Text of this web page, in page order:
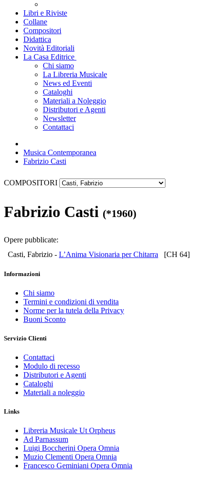
Libri e Riviste
Collane
Compositori
Didattica
Novità Editoriali
La Casa Editrice
Chi siamo
La Libreria Musicale
News ed Eventi
Cataloghi
Materiali a Noleggio
Distributori e Agenti
Newsletter
Contattaci
Musica Contemporanea
Fabrizio Casti
COMPOSITORI
Fabrizio Casti (*1960)
Opere pubblicate:
Casti, Fabrizio - L’Anima Visionaria per Chitarra [CH 64]
Informazioni
Chi siamo
Termini e condizioni di vendita
Norme per la tutela della Privacy
Buoni Sconto
Servizio Clienti
Contattaci
Modulo di recesso
Distributori e Agenti
Cataloghi
Materiali a noleggio
Links
Libreria Musicale Ut Orpheus
Ad Parnassum
Luigi Boccherini Opera Omnia
Muzio Clementi Opera Omnia
Francesco Geminiani Opera Omnia